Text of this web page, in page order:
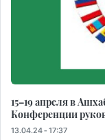
15–19 апреля в
Конференции
13.04.24 - 17:37